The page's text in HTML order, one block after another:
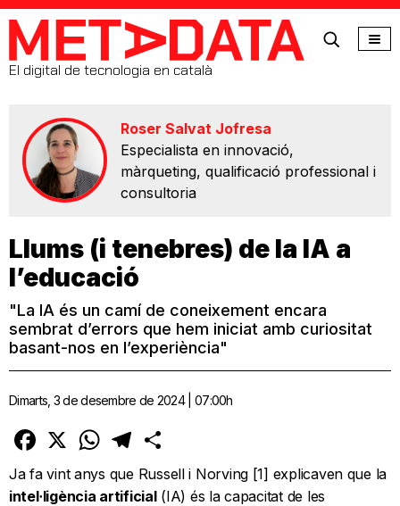
MetaData
El digital de tecnologia en català
Roser Salvat Jofresa
Especialista en innovació,
màrqueting, qualificació professional i
consultoria
Llums (i tenebres) de la IA a
l’educació
"La IA és un camí de coneixement encara
sembrat d’errors que hem iniciat amb curiositat
basant-nos en l’experiència"
Dimarts, 3 de desembre de 2024 | 07:00h
Facebook
X WhatsAppTelegram
Ja fa vint anys que Russell i Norving [1] explicaven que la
intel·ligència artificial(IA) és la capacitat de les